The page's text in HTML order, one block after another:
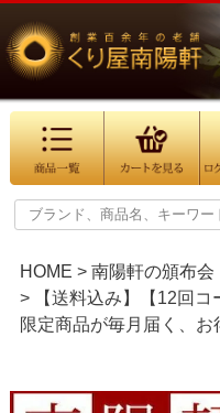
HOME
南陽軒の頒布会
【送料込み】【12回
限定商品が毎月届く、お